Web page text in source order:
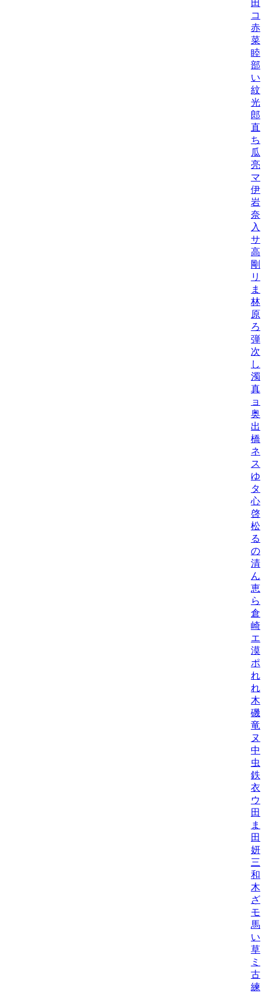
田
コ
赤
菜/
睦/
部
い
紋/
光
郎
直
ち
瓜
亮
マ
伊
岩
奈/
入
サ
高
剛
リ
ま
林
原
ろ
弾
次
し
濁/
真/
ョ
奥
出
橋
ネ
ス
ゆ
タ
心/
啓
松
る
の
清
ん
恵
ら
倉
崎
エ
漠/
ポ
れ
れ/
木
磯
竜/
ヌ
中
虫
鉄/
衣/
ウ
田
ま
田
妍/
三
和
木
ざ
モ
馬
い
草
ミ
古
練/